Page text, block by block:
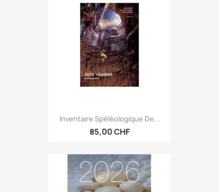
Inventaire Spéléologique De...
85,00 CHF